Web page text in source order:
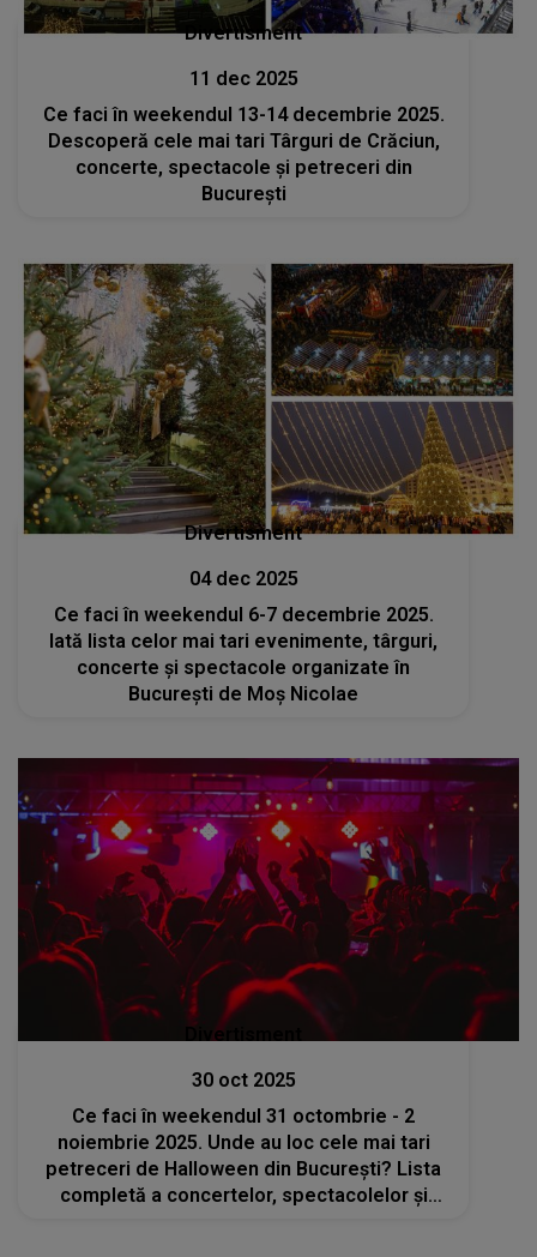
Divertisment
11 dec 2025
Ce faci în weekendul 13-14 decembrie 2025.
Descoperă cele mai tari Târguri de Crăciun,
concerte, spectacole și petreceri din
București
Divertisment
04 dec 2025
Ce faci în weekendul 6-7 decembrie 2025.
Iată lista celor mai tari evenimente, târguri,
concerte și spectacole organizate în
București de Moș Nicolae
Divertisment
30 oct 2025
Ce faci în weekendul 31 octombrie - 2
noiembrie 2025. Unde au loc cele mai tari
petreceri de Halloween din București? Lista
completă a concertelor, spectacolelor și